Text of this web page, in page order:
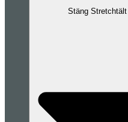
Stäng Stretchtält